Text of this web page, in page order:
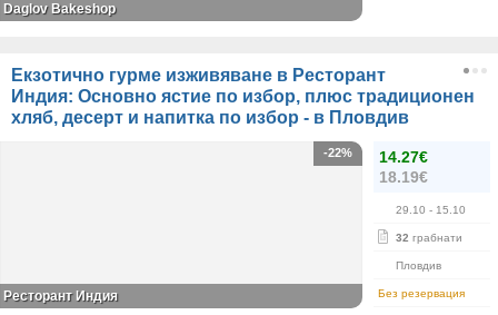
Daglov Bakeshop
Екзотично гурме изживяване в Ресторант
Индия: Основно ястие по избор, плюс традиционен
хляб, десерт и напитка по избор - в Пловдив
14.27€
18.19€
29.10 - 15.10
32 грабнати
Пловдив
Без резервация
-22%
Ресторант Индия